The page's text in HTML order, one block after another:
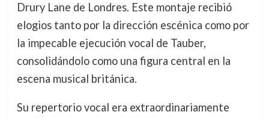
Drury Lane de Londres. Este montaje recibió
elogios tanto por la dirección escénica como por
la impecable ejecución vocal de Tauber,
consolidándolo como una figura central en la
escena musical británica.
Su repertorio vocal era extraordinariamente